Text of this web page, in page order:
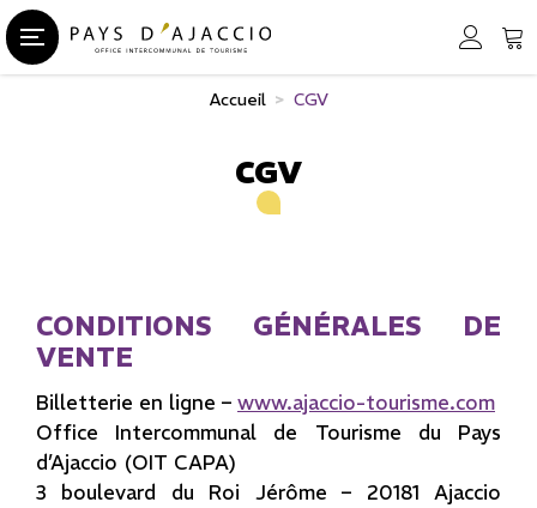
Accueil > CGV
CGV
CONDITIONS GÉNÉRALES DE
VENTE
Billetterie en ligne – www.ajaccio-tourisme.com
Office Intercommunal de Tourisme du Pays
d’Ajaccio (OIT CAPA)
3 boulevard du Roi Jérôme – 20181 Ajaccio